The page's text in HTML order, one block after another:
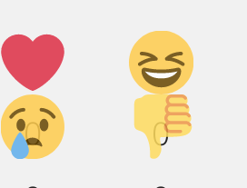
Лайк!
0
Дикий
смех!
0
Грусть :
(
Палец
вниз!